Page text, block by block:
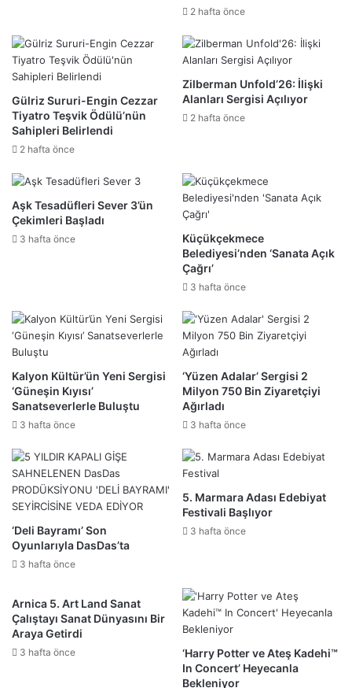
2 hafta önce
Gülriz Sururi-Engin Cezzar
Tiyatro Teşvik Ödülü’nün
Sahipleri Belirlendi
2 hafta önce
Zilberman Unfold’26: İlişki
Alanları Sergisi Açılıyor
2 hafta önce
Aşk Tesadüfleri Sever 3’ün
Çekimleri Başladı
3 hafta önce
Küçükçekmece
Belediyesi’nden ‘Sanata Açık
Çağrı’
3 hafta önce
Kalyon Kültür’ün Yeni Sergisi
‘Güneşin Kıyısı’
Sanatseverlerle Buluştu
3 hafta önce
‘Yüzen Adalar’ Sergisi 2
Milyon 750 Bin Ziyaretçiyi
Ağırladı
3 hafta önce
‘Deli Bayramı’ Son
Oyunlarıyla DasDas’ta
3 hafta önce
5. Marmara Adası Edebiyat
Festivali Başlıyor
3 hafta önce
Arnica 5. Art Land Sanat
Çalıştayı Sanat Dünyasını Bir
Araya Getirdi
3 hafta önce
‘Harry Potter ve Ateş Kadehi™
In Concert’ Heyecanla
Bekleniyor